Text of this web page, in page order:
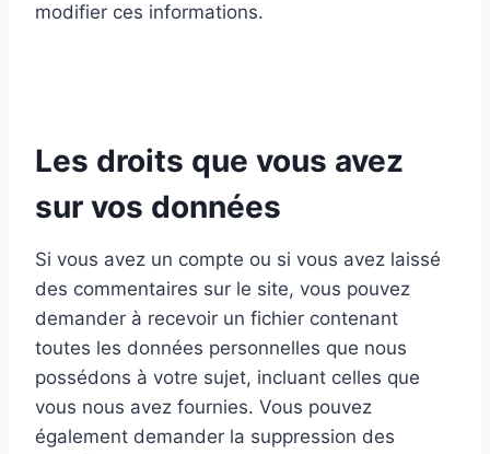
modifier ces informations.
Les droits que vous avez
sur vos données
Si vous avez un compte ou si vous avez laissé
des commentaires sur le site, vous pouvez
demander à recevoir un fichier contenant
toutes les données personnelles que nous
possédons à votre sujet, incluant celles que
vous nous avez fournies. Vous pouvez
également demander la suppression des